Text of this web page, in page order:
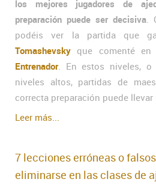
los mejores jugadores de
preparación puede ser decisiva
podéis ver la partida que
Tomashevsky que comenté
Entrenador. En estos niveles, o
niveles altos, partidas de
correcta preparación puede llevar
Leer más...
7 lecciones erróneas o
eliminarse en las clases de